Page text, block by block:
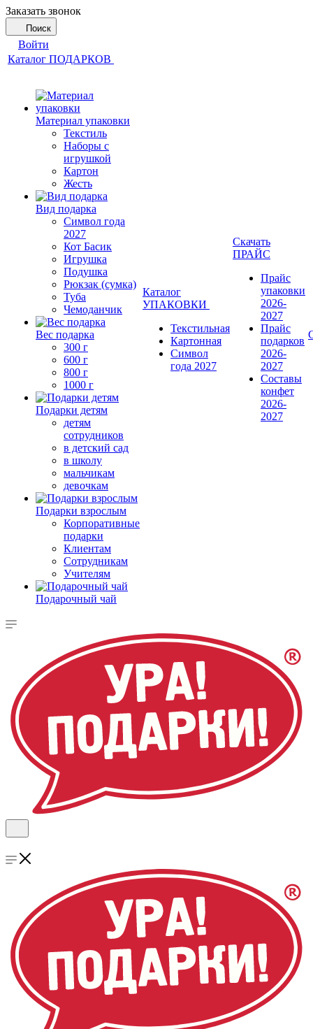
Заказать звонок
Поиск
Войти
Каталог ПОДАРКОВ
Материал упаковки
Текстиль
Наборы с
игрушкой
Картон
Жесть
Вид подарка
Символ года
2027
Кот Басик
Игрушка
Подушка
Рюкзак (сумка)
Туба
Чемоданчик
Вес подарка
300 г
600 г
800 г
1000 г
Подарки детям
детям
сотрудников
в детский сад
в школу
мальчикам
девочкам
Подарки взрослым
Корпоративные
подарки
Клиентам
Сотрудникам
Учителям
Подарочный чай
Каталог
УПАКОВКИ
Текстильная
Картонная
Символ
года 2027
Скачать
ПРАЙС
Прайс
упаковки
2026-
2027
Прайс
подарков
2026-
2027
Составы
конфет
2026-
2027